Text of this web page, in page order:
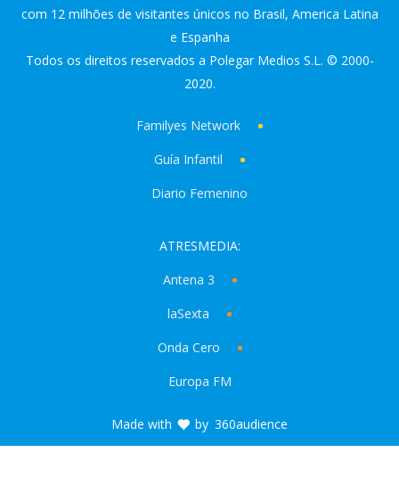
com 12 milhões de visitantes únicos no Brasil, America Latina
e Espanha
Todos os direitos reservados a Polegar Medios S.L. © 2000-
2020.
Familyes Network
Guía Infantil
Diario Femenino
ATRESMEDIA:
Antena 3
laSexta
Onda Cero
Europa FM
Made with by 360audience